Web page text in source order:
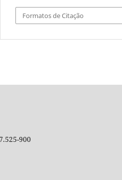
Formatos de Citação
900